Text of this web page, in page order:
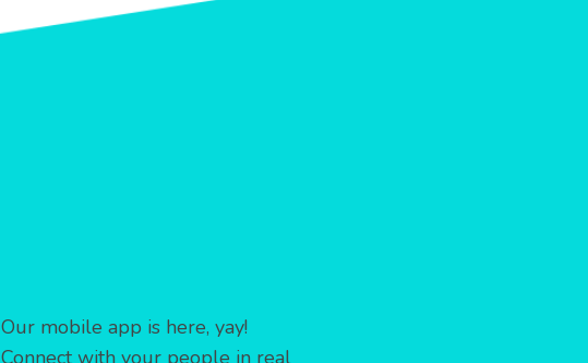
Our mobile app is here, yay!
Connect with your people in real